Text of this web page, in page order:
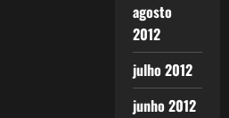
agosto
2012
julho 2012
junho 2012